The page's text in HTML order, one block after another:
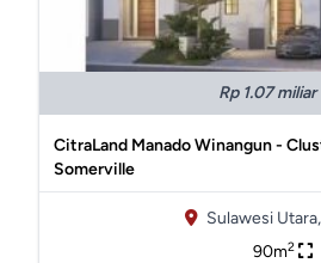
Rp 1.07 miliar
CitraLand Manado Winangun -
Somerville
Sulawesi Utara,
90m2